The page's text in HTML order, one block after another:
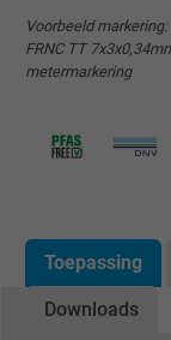
Voorbeeld markering:
FRNC TT
metermarkering
Toepassing
Downloads